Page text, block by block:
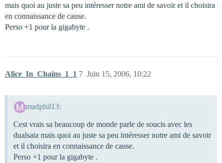
mais quoi au juste sa peu intéresser notre ami de savoir et il choisira
en connaissance de cause.
Perso +1 pour la gigabyte .
Alice_In_Chains_1_1 Juin 15, 2006, 10:22
7
madphil13:
Cest vrais sa beaucoup de monde parle de soucis avec les
dualsata mais quoi au juste sa peu intéresser notre ami de savoir
et il choisira en connaissance de cause.
Perso +1 pour la gigabyte .